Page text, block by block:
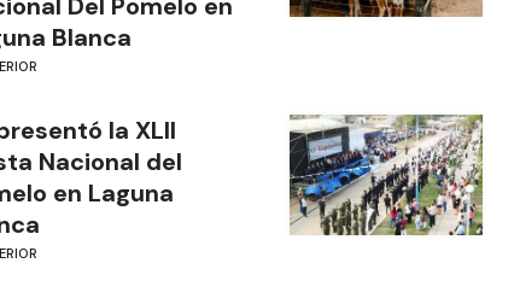
Blanca
la XLII
Nacional del
en Laguna